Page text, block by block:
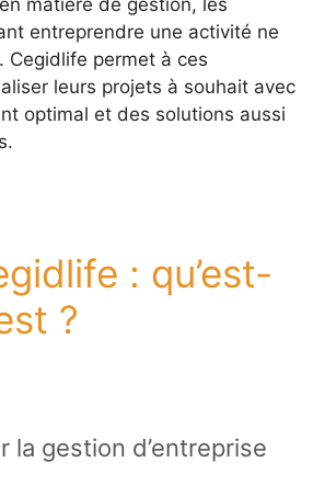
matière de gestion, les
entreprendre une activité ne
Cegidlife permet à ces
leurs projets à souhait avec
optimal et des solutions aussi
: qu’est-
?
la gestion d’entreprise